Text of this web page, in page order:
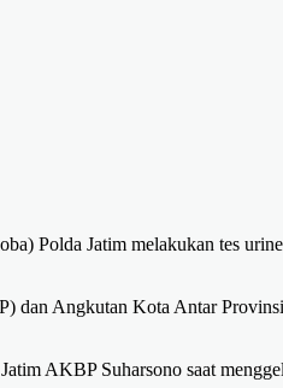
Polda Jatim melakukan tes
dan Angkutan Kota Antar
AKBP Suharsono saat